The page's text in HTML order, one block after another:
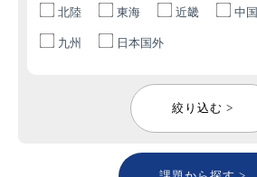
北陸 東海 近畿 中国
九州 日本国外
絞り込む >